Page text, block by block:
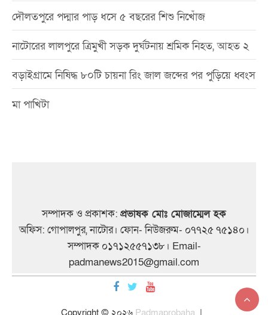
দৌলতপুরে পদ্মার পাড় ধসে ৫ বছরের শিশু নিখোঁজ
নাটোরের লালপুরে ত্রিমুখী সড়ক দুর্ঘটনায় শ্রমিক নিহত, আহত ২
বড়াইগ্রামে নিষিদ্ধ ৮০টি চায়না রিং জাল জব্দের পর পুড়িয়ে ধ্বংস
মা পাখিটা
সম্পাদক ও প্রকাশক: প্রভাষক মোঃ মোজাম্মেল হক
অফিস: গোপালপুর, নাটোর। ফোন- নিউজরুম- ০৭৭২৫ ৭৫১৪০।
সম্পাদক ০১৭১২৫৫৭১৩৮। Email-
padmanews2015@gmail.com